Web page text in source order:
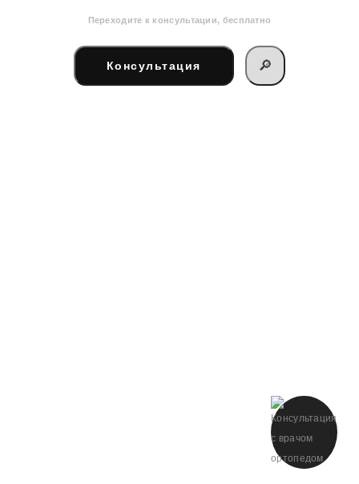
Переходите к консультации, бесплатно
Консультация 🔎